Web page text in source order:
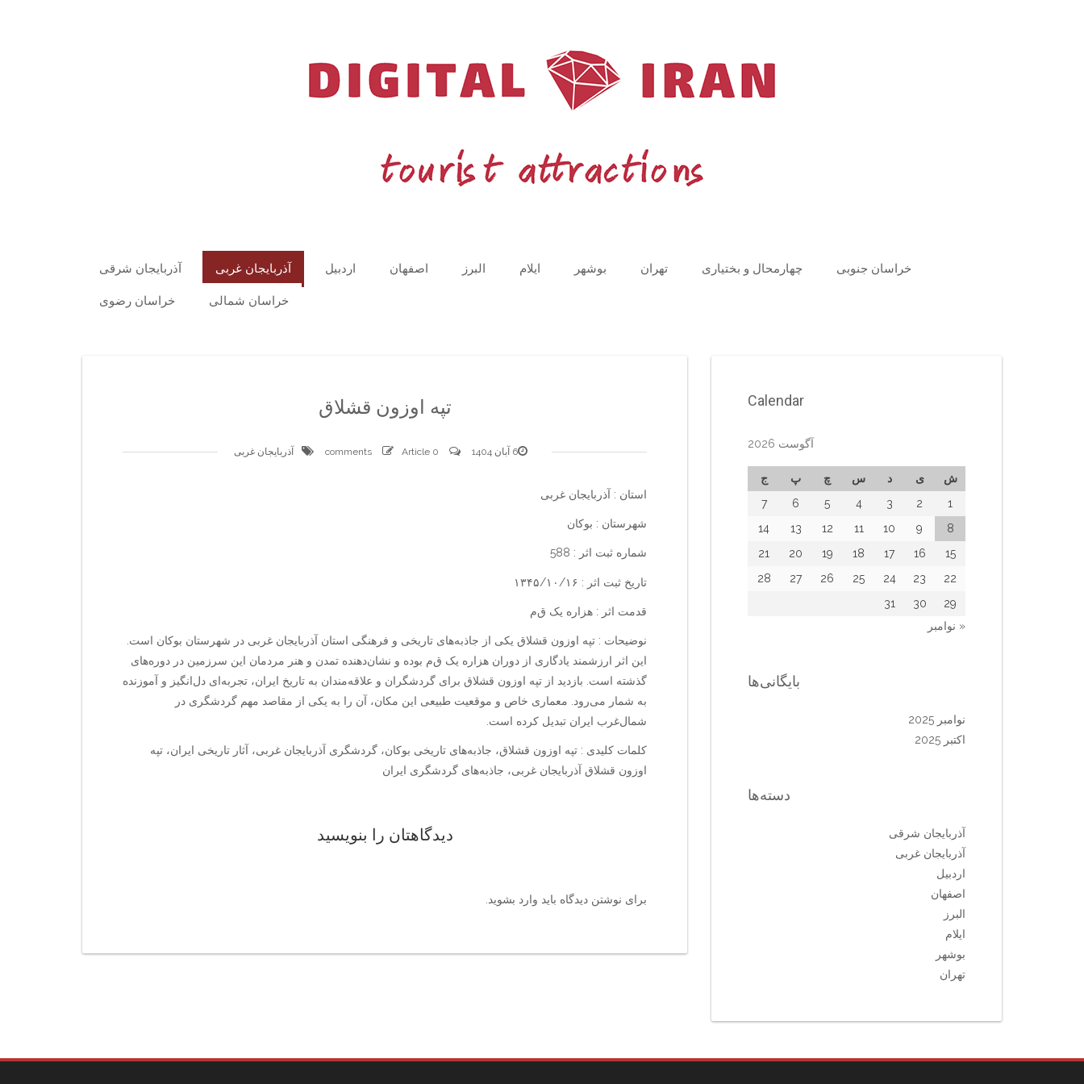
آذربایجان شرقی آذربایجان غربی اردبیل اصفهان البرز ایلام بوشهر تهران چهارمحال و بختیاری خراسان جنوبی
خراسان رضوی خراسان شمالی
تپه اوزون قشلاق
6 آبان 1404 0 comments
Article آذربایجان غربی
استان : آذربایجان غربی
شهرستان : بوکان
شماره ثبت اثر : 588
تاریخ ثبت اثر : ۱۳۴۵/۱۰/۱۶
قدمت اثر : هزاره یک ق‌م‌
نوضیحات : تپه اوزون قشلاق یکی از جاذبه‌های تاریخی و فرهنگی استان آذربایجان غربی در شهرستان بوکان است.
این اثر ارزشمند یادگاری از دوران هزاره یک ق‌م‌ بوده و نشان‌دهنده تمدن و هنر مردمان این سرزمین در دوره‌های
گذشته است. بازدید از تپه اوزون قشلاق برای گردشگران و علاقه‌مندان به تاریخ ایران، تجربه‌ای دل‌انگیز و آموزنده
به شمار می‌رود. معماری خاص و موقعیت طبیعی این مکان، آن را به یکی از مقاصد مهم گردشگری در
شمال‌غرب ایران تبدیل کرده است.
کلمات کلیدی : تپه اوزون قشلاق، جاذبه‌های تاریخی بوکان، گردشگری آذربایجان غربی، آثار تاریخی ایران، تپه
اوزون قشلاق آذربایجان غربی، جاذبه‌های گردشگری ایران
دیدگاهتان را بنویسید
برای نوشتن دیدگاه باید وارد بشوید
Calendar
آگوست 2026
ش ی د س چ پ
ج
1
2
3
4
5
6
7
8
9
10
11
12
13
14
15
16
17
18
19
20
21
22
23
24
25
26
27
28
29
30
31
« نوامبر
بایگانی‌ها
نوامبر 2025
اکتبر 2025
دسته‌ها
آذربایجان شرقی
آذربایجان غربی
اردبیل
اصفهان
البرز
ایلام
بوشهر
تهران